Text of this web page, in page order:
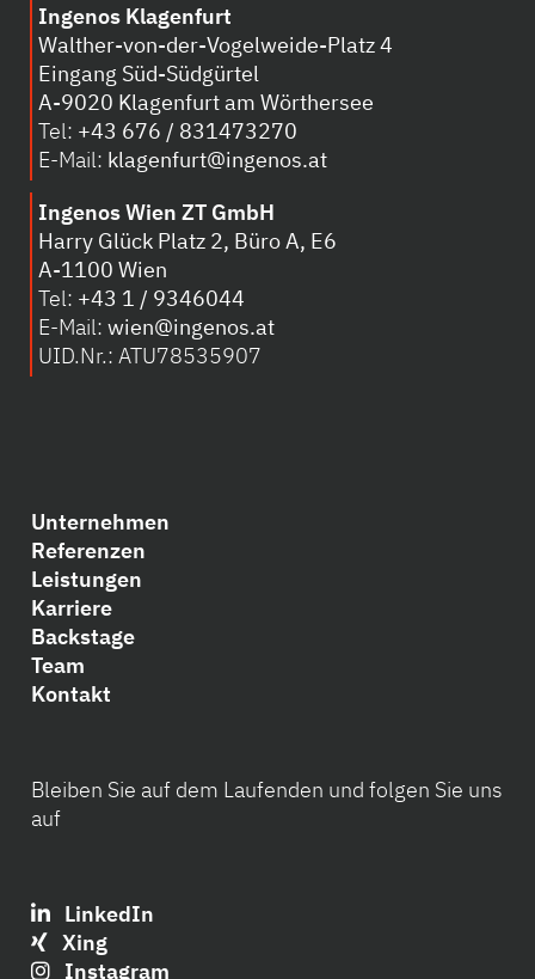
Ingenos Klagenfurt
Walther-von-der-Vogelweide-Platz 4
Eingang Süd-Südgürtel
A-9020 Klagenfurt am Wörthersee
Tel: +43 676 / 831473270
E-Mail: klagenfurt@ingenos.at
Ingenos Wien ZT GmbH
Harry Glück Platz 2, Büro A, E6
A-1100 Wien
Tel: +43 1 / 9346044
E-Mail: wien@ingenos.at
UID.Nr.: ATU78535907
Unternehmen
Referenzen
Leistungen
Karriere
Backstage
Team
Kontakt
Bleiben Sie auf dem Laufenden und folgen Sie uns
auf
LinkedIn
Xing
Instagram